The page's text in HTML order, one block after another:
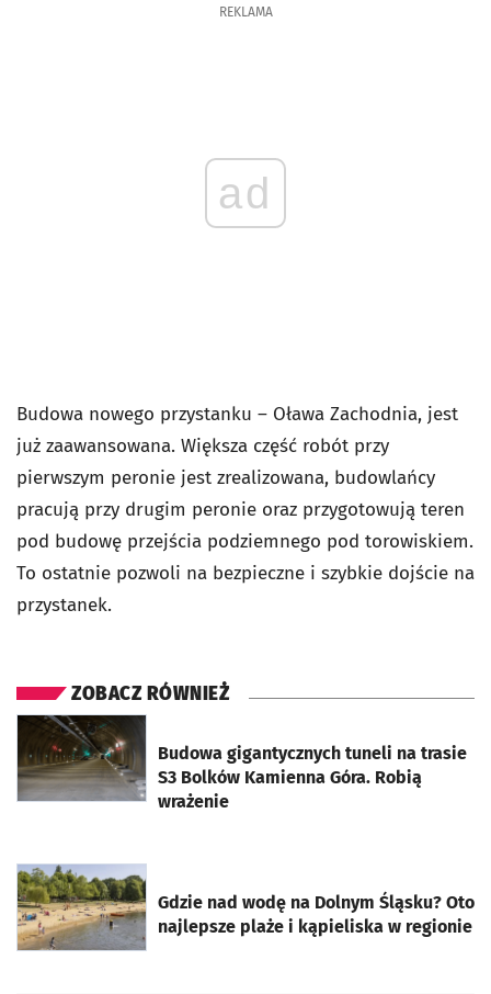
REKLAMA
ad
Budowa nowego przystanku – Oława Zachodnia, jest
już zaawansowana. Większa część robót przy
pierwszym peronie jest zrealizowana, budowlańcy
pracują przy drugim peronie oraz przygotowują teren
pod budowę przejścia podziemnego pod torowiskiem.
To ostatnie pozwoli na bezpieczne i szybkie dojście na
przystanek.
ZOBACZ RÓWNIEŻ
Budowa gigantycznych tuneli na trasie
S3 Bolków Kamienna Góra. Robią
wrażenie
otworzy się w nowej karcie
Gdzie nad wodę na Dolnym Śląsku? Oto
najlepsze plaże i kąpieliska w regionie
otworzy się w nowej karcie